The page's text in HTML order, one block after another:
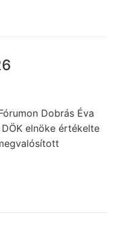
Dobrás Éva
elnöke értékelte